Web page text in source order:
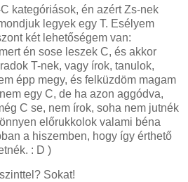
kategóriások, én azért Zs-nek
legyek egy T. Esélyem
két lehetőségem van:
én sose leszek C, és akkor
T-nek, vagy írok, tanulok,
épp megy, és felküzdöm magam
egy C, de ha azon aggódva,
C se, nem írok, soha nem jutnék
előrukkolok valami béna
a hiszemben, hogy így érthető
: D )
Sokat!